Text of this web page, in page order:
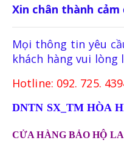
Xin chân thành cảm
Mọi thông tin yêu
khách hàng vui lòng
Hotline: 092. 725.
DNTN SX_TM HÒA
CỬA HÀNG BẢO HỘ